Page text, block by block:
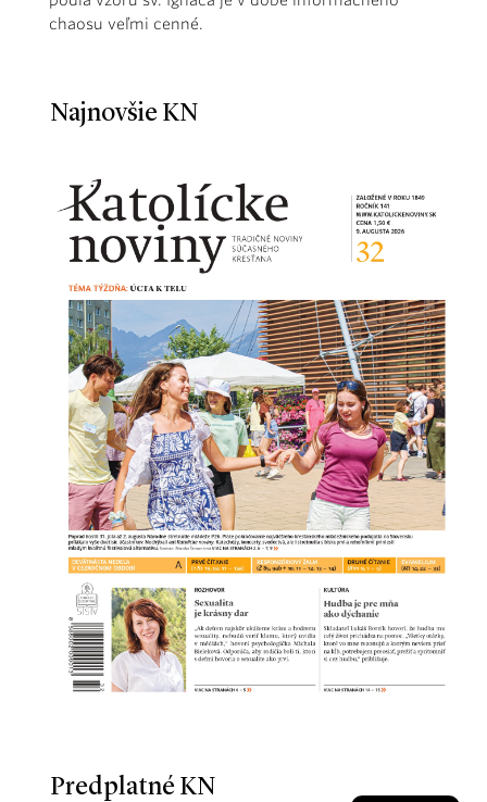
chaosu veľmi cenné.
Najnovšie KN
Predplatné KN